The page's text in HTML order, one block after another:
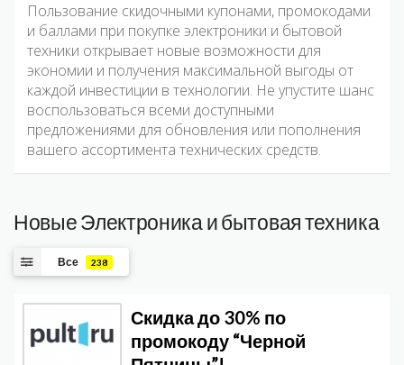
Пользование скидочными купонами, промокодами
и баллами при покупке электроники и бытовой
техники открывает новые возможности для
экономии и получения максимальной выгоды от
каждой инвестиции в технологии. Не упустите шанс
воспользоваться всеми доступными
предложениями для обновления или пополнения
вашего ассортимента технических средств.
Новые Электроника и бытовая техника
Все 238
Скидка до 30% по
промокоду “Черной